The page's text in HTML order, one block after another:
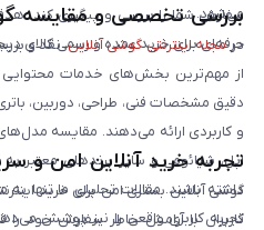
می‌شود.
سفارش شما را بررسی و پیگیری کند.
حرفه‌ای برای خرید عمده و رسمی کالای
بررسی تخصصی و مقایسه
درمجله اینترنتی گوشی آنلاین، نقد و
از مهم‌ترین بخش‌های خدمات محتوایی
دقیق مشخصات فنی، طراحی، دوربین،
و کاربردی ارائه می‌دهند. مقایسه
اپل، شیائومی و سایر برندهای معتبر به
داشته باشند. مقالات تحلیلی ما
تجربه کاربری واقعی را نیز پوشش
تجربه خرید آنلاین امن و
گوشی آنلاین بستری امن برای خرید
کاربران با آرامش خاطر سفارش خود را